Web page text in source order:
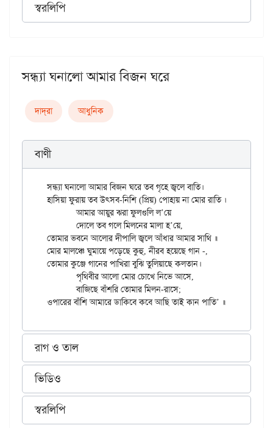
স্বরলিপি
সন্ধ্যা ঘনালো আমার বিজন ঘরে
দাদ্‌রা আধুনিক
বাণী
সন্ধ্যা ঘনালো আমার বিজন ঘরে তব গৃহে জ্বলে বাতি।
হাসিয়া ফুরায় তব উৎসব-নিশি (প্রিয়) পোহায় না মোর রাতি ॥
	আমার আয়ুর ঝরা ফুলগুলি ল’য়ে
তোমার ভবনে আলোর দীপালি জ্বলে আঁধার আমার সাথি ॥
মোর মালঞ্চে ঘুমায়ে পড়েছে কুহু, নীরব হয়েছে গান -,
তোমার কুঞ্জে গানের পাখিরা বুঝি তুলিয়াছে কলতান।
	বাজিছে বাঁশরি তোমার মিলন-রাসে;
রাগ ও তাল
ভিডিও
স্বরলিপি